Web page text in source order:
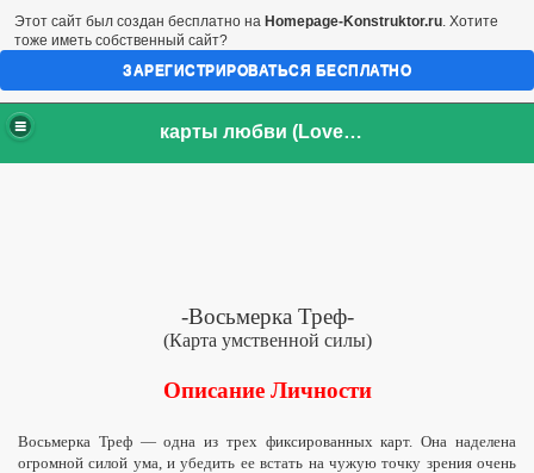
карты любви (LoveCards)
-Восьмерка Треф-
(Карта умственной силы)
Описание Личности
Восьмерка Треф — одна из трех фиксированных карт. Она наделена
огромной силой ума, и убедить ее встать на чужую точку зрения очень
Этот сайт был создан бесплатно на Homepage-Konstruktor.ru. Хотите
тоже иметь собственный сайт?
ЗАРЕГИСТРИРОВАТЬСЯ БЕСПЛАТНО